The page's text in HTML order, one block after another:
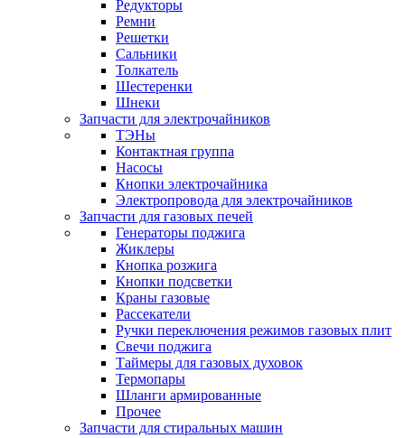
Редукторы
Ремни
Решетки
Сальники
Толкатель
Шестеренки
Шнеки
Запчасти для электрочайников
ТЭНы
Контактная группа
Насосы
Кнопки электрочайника
Электропровода для электрочайников
Запчасти для газовых печей
Генераторы поджига
Жиклеры
Кнопка розжига
Кнопки подсветки
Краны газовые
Рассекатели
Ручки переключения режимов газовых плит
Свечи поджига
Таймеры для газовых духовок
Термопары
Шланги армированные
Прочее
Запчасти для стиральных машин